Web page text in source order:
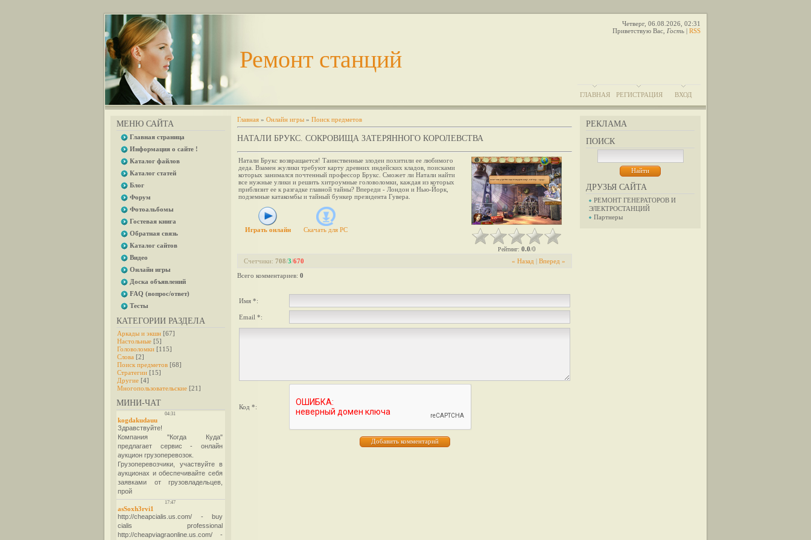
Ремонт станций
Четверг, 06.08.2026, 02:31
Приветствую Вас Гость | RSS
ГЛАВНАЯ РЕГИСТРАЦИЯ ВХОД
МЕНЮ САЙТА
Главная страница
Информация о сайте !
Каталог файлов
Каталог статей
Блог
Форум
Фотоальбомы
Гостевая книга
Обратная связь
Каталог сайтов
Видео
Онлайн игры
Доска объявлений
FAQ (вопрос/ответ)
Тесты
КАТЕГОРИИ РАЗДЕЛА
Аркады и экшн [67]
Настольные [5]
Головоломки [115]
Слова [2]
Поиск предметов [68]
Стратегии [15]
Другие [4]
Многопользовательские [21]
МИНИ-ЧАТ
РЕКЛАМА
ПОИСК
ДРУЗЬЯ САЙТА
РЕМОНТ ГЕНЕРАТОРОВ И
ЭЛЕКТРОСТАНЦИЙ
Партнеры
Главная » Онлайн игры » Поиск предметов
НАТАЛИ БРУКС. СОКРОВИЩА ЗАТЕРЯННОГО КОРОЛЕВСТВА
Натали Брукс возвращается! Таинственные злодеи похитили ее любимого
деда. Взамен жулики требуют карту древних индейских кладов, поисками
которых занимался почтенный профессор Брукс. Сможет ли Натали найти
все нужные улики и решить хитроумные головоломки, каждая из которых
приблизит ее к разгадке главной тайны? Впереди - Лондон и Нью-Йорк,
подземные катакомбы и тайный бункер президента Гувера.
Играть онлайн Скачать для PC
Рейтинг: 0.0/0
« Назад | Вперед »
Счетчики: 708/3/670
Всего комментариев: 0
Имя *:
Email *:
Код *: